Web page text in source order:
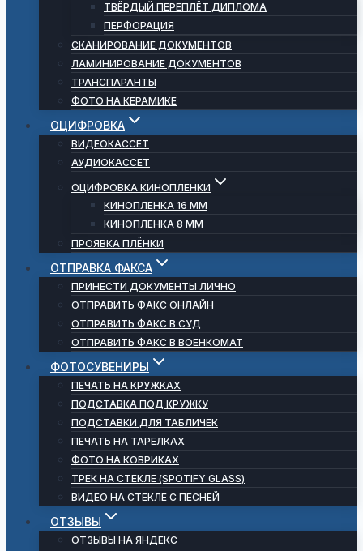
ТВЁРДЫЙ ПЕРЕПЛЁТ ДИПЛОМА
ПЕРФОРАЦИЯ
СКАНИРОВАНИЕ ДОКУМЕНТОВ
ЛАМИНИРОВАНИЕ ДОКУМЕНТОВ
ТРАНСПАРАНТЫ
ФОТО НА КЕРАМИКЕ
ОЦИФРОВКА
ВИДЕОКАССЕТ
АУДИОКАССЕТ
ОЦИФРОВКА КИНОПЛЕНКИ
КИНОПЛЕНКА 16 ММ
КИНОПЛЕНКА 8 ММ
ПРОЯВКА ПЛЁНКИ
ОТПРАВКА ФАКСА
ПРИНЕСТИ ДОКУМЕНТЫ ЛИЧНО
ОТПРАВИТЬ ФАКС ОНЛАЙН
ОТПРАВИТЬ ФАКС В СУД
ОТПРАВИТЬ ФАКС В ВОЕНКОМАТ
ФОТОСУВЕНИРЫ
ПЕЧАТЬ НА КРУЖКАХ
ПОДСТАВКА ПОД КРУЖКУ
ПОДСТАВКИ ДЛЯ ТАБЛИЧЕК
ПЕЧАТЬ НА ТАРЕЛКАХ
ФОТО НА КОВРИКАХ
ТРЕК НА СТЕКЛЕ (SPOTIFY GLASS)
ВИДЕО НА СТЕКЛЕ С ПЕСНЕЙ
ОТЗЫВЫ
ОТЗЫВЫ НА ЯНДЕКС